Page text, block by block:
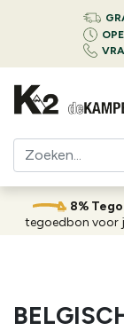
8%
tegoedbon voor